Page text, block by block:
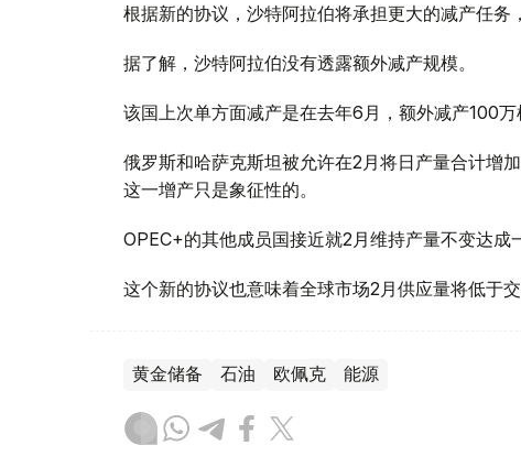
根据新的协议，沙特阿拉伯将承担更大的减产任务
据了解，沙特阿拉伯没有透露额外减产规模。
该国上次单方面减产是在去年6月，额外减产100万
俄罗斯和哈萨克斯坦被允许在2月将日产量合计增
这一增产只是象征性的。
OPEC+的其他成员国接近就2月维持产量不变达成
这个新的协议也意味着全球市场2月供应量将低于交
黄金储备 石油 欧佩克 能源